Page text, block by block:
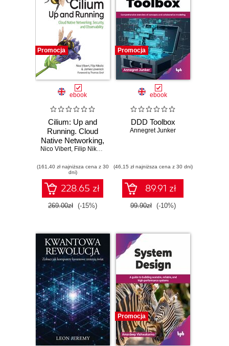
Promocja
ebook
Cilium: Up and
Running. Cloud
Native Networking,
Security, and
Nico Vibert, Filip Nikolic
(161,40 zł najniższa cena z 30
dni)
228.65 zł
269.00zł (-15%)
Promocja
ebook
DDD Toolbox
Annegret Junker
(46,15 zł najniższa cena z 30 dni)
89.91 zł
99.90zł (-10%)
Promocja